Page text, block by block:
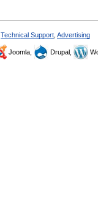
Technical Support Advertising
Joomla, Drupal,